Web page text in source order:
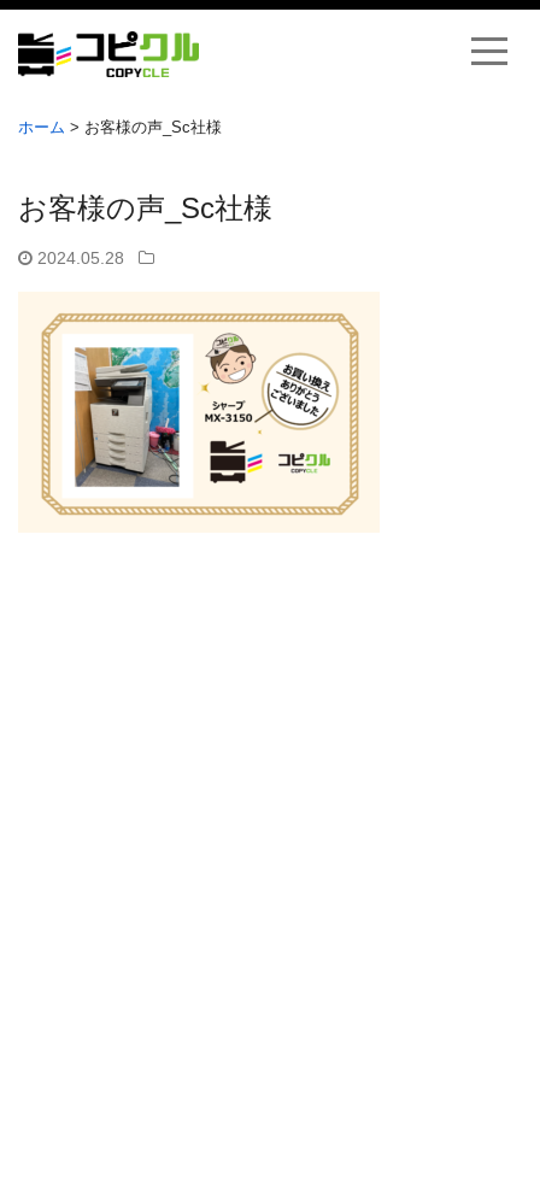
ホーム > お客様の声_Sc社様
お客様の声_Sc社様
2024.05.28